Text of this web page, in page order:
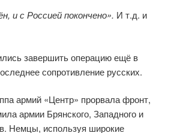
и с Россией покончено». И т.д. и
завершить операцию ещё в
сопротивление русских.
армий «Центр» прорвала фронт,
армии Брянского, Западного и
Немцы, используя широкие